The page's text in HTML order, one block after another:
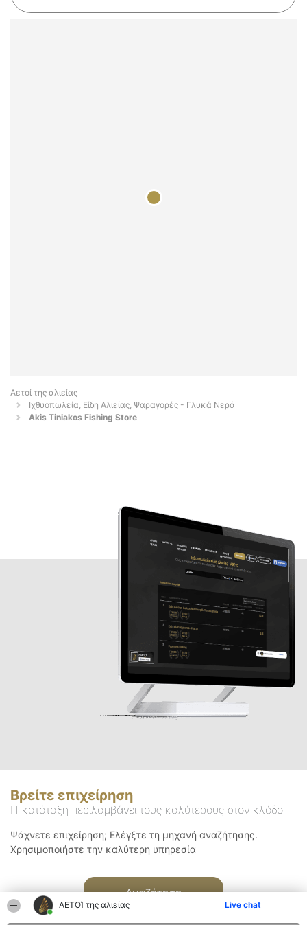
ΑΕΤΟΊ της αλιείας Live chat
Αετοί της αλιείας
Ιχθυοπωλεία, Είδη Αλιείας, Ψαραγορές - Γλυκά Νερά
Akis Tiniakos Fishing Store
Βρείτε επιχείρηση
Η κατάταξη περιλαμβάνει τους καλύτερους στον κλάδο
Ψάχνετε επιχείρηση; Ελέγξτε τη μηχανή αναζήτησης.
Χρησιμοποιήστε την καλύτερη υπηρεσία
Αναζήτηση